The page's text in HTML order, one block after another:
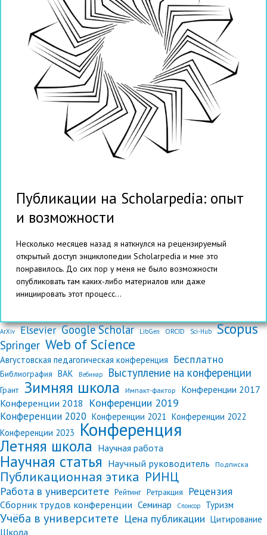
Публикации на Scholarpedia: опыт
и возможности
Несколько месяцев назад я наткнулся на рецензируемый
открытый доступ энциклопедии Scholarpedia и мне это
понравилось. До сих пор у меня не было возможности
опубликовать там каких-либо материалов или даже
инициировать этот процесс...
ArXiv Elsevier Google Scholar LibGen ORCID Sci-Hub Scopus
Springer Web of Science
Августовская педагогическая конференция Бесплатно
Библиография ВАК Вебинар Выступление на конференции
Грант Зимняя школа Импакт-фактор Конференции 2017
Конференции 2018 Конференции 2019
Конференции 2020 Конференции 2021 Конференции 2022
Конференции 2023
Конференция
Летняя школа Научная работа
Научная статья Научный руководитель Подписка
Публикационная этика РИНЦ
Работа в университете Рейтинг Ретракция Рецензия
Сборник трудов конференции Семинар Спонсор Туризм
Учёба в университете Цена публикации Цитирование
Школа